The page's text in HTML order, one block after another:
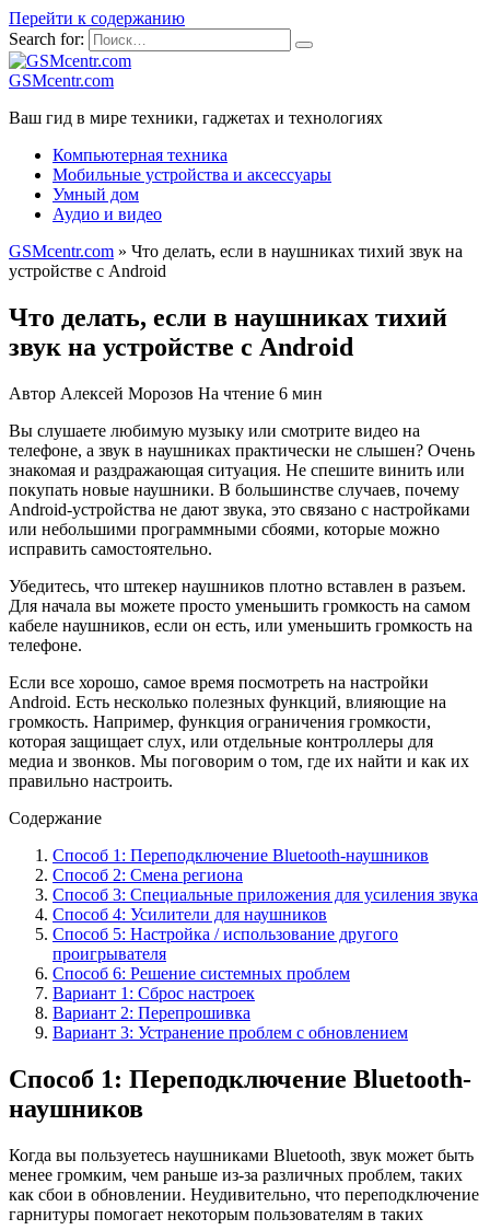
Перейти к содержанию
Search for:
GSMcentr.com
Ваш гид в мире техники, гаджетах и технологиях
Компьютерная техника
Мобильные устройства и аксессуары
Умный дом
Аудио и видео
GSMcentr.com » Что делать, если в наушниках тихий звук на
устройстве с Android
Что делать, если в наушниках тихий
звук на устройстве с Android
Автор Алексей Морозов На чтение 6 мин
Вы слушаете любимую музыку или смотрите видео на
телефоне, а звук в наушниках практически не слышен? Очень
знакомая и раздражающая ситуация. Не спешите винить или
покупать новые наушники. В большинстве случаев, почему
Android-устройства не дают звука, это связано с настройками
или небольшими программными сбоями, которые можно
исправить самостоятельно.
Убедитесь, что штекер наушников плотно вставлен в разъем.
Для начала вы можете просто уменьшить громкость на самом
кабеле наушников, если он есть, или уменьшить громкость на
телефоне.
Если все хорошо, самое время посмотреть на настройки
Android. Есть несколько полезных функций, влияющие на
громкость. Например, функция ограничения громкости,
которая защищает слух, или отдельные контроллеры для
медиа и звонков. Мы поговорим о том, где их найти и как их
правильно настроить.
Содержание
Способ 1: Переподключение Bluetooth-наушников
Способ 2: Смена региона
Способ 3: Специальные приложения для усиления звука
Способ 4: Усилители для наушников
Способ 5: Настройка / использование другого
проигрывателя
Способ 6: Решение системных проблем
Вариант 1: Сброс настроек
Вариант 2: Перепрошивка
Вариант 3: Устранение проблем с обновлением
Способ 1: Переподключение Bluetooth-
наушников
Когда вы пользуетесь наушниками Bluetooth, звук может быть
менее громким, чем раньше из-за различных проблем, таких
как сбои в обновлении. Неудивительно, что переподключение
гарнитуры помогает некоторым пользователям в таких